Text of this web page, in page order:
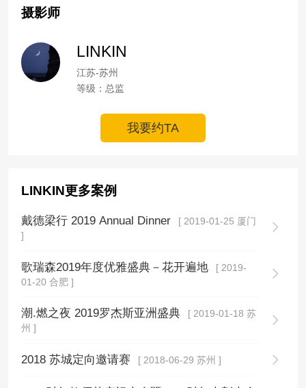
摄影师
LINKIN
江苏-苏州
等级：总监
我要约TA
LINKIN更多案例
戴德梁行 2019 Annual Dinner
[ 2019-01-25 厦门
]
歌瑞森2019年度优雅盛典－花开遍地
[ 2019-
01-20 合肥 ]
潮.燃之夜 2019罗杰斯亚洲盛典
[ 2019-01-18 苏
州 ]
2018 苏城定向邀请赛 [ 2018-06-29 苏州 ]